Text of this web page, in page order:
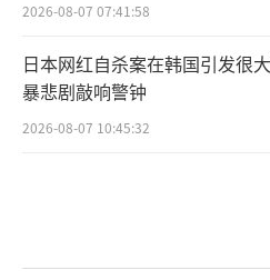
2026-08-07 07:41:58
日本网红自杀案在韩国引发很
暴悲剧敲响警钟
2026-08-07 10:45:32